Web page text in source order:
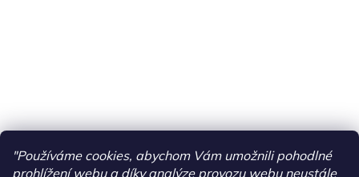
"Používáme cookies, abychom Vám umožnili pohodlné
prohlížení webu a díky analýze provozu webu neustále